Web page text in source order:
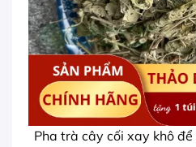
Pha trà cây cối xay khô